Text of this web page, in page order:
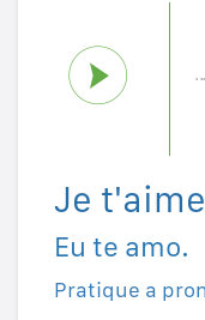
Je
Eu te amo.
Pratique a